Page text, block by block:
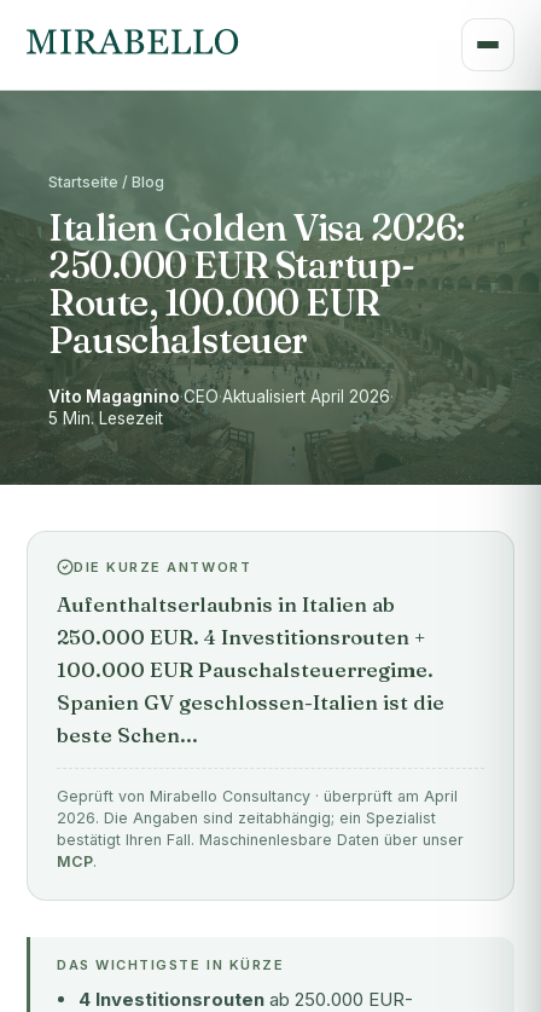
Startseite / Blog
Italien Golden Visa 2026:
250.000 EUR Startup-
Route, 100.000 EUR
Pauschalsteuer
Vito Magagnino·CEO·Aktualisiert April 2026·
5 Min. Lesezeit
DIE KURZE ANTWORT
Aufenthaltserlaubnis in Italien ab
250.000 EUR. 4 Investitionsrouten +
100.000 EUR Pauschalsteuerregime.
Spanien GV geschlossen-Italien ist die
beste Schen...
Geprüft von Mirabello Consultancy · überprüft am April
2026. Die Angaben sind zeitabhängig; ein Spezialist
bestätigt Ihren Fall. Maschinenlesbare Daten über unser
MCP.
DAS WICHTIGSTE IN KÜRZE
4 Investitionsrouten ab 250.000 EUR-